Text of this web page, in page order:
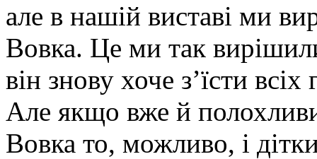
але в нашій виставі ми
Вовка. Це ми так
він знову хоче з’їсти всіх
Але якщо вже й
Вовка то, можливо, і